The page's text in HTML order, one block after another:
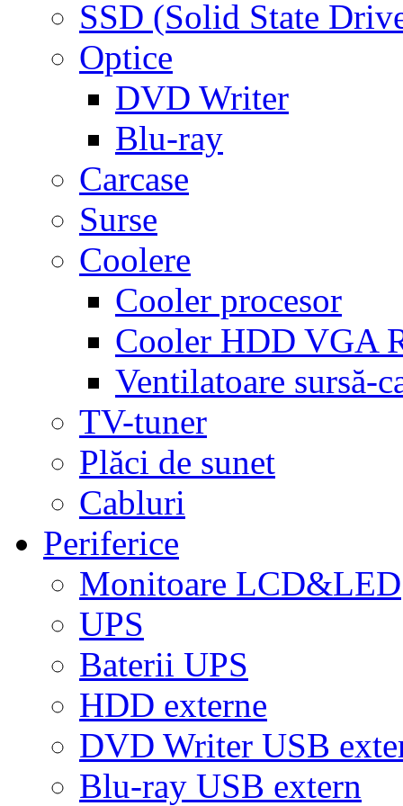
SSD (Solid State
Optice
DVD Writer
Blu-ray
Carcase
Surse
Coolere
Cooler procesor
Cooler HDD VGA
Ventilatoare sursă-
TV-tuner
Plăci de sunet
Cabluri
Periferice
Monitoare LCD&LED
UPS
Baterii UPS
HDD externe
DVD Writer USB
Blu-ray USB extern